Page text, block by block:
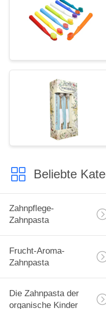
Beliebte
Zahnpflege-
Zahnpasta
Frucht-Aroma-
Zahnpasta
Die Zahnpasta der
organische Kinder